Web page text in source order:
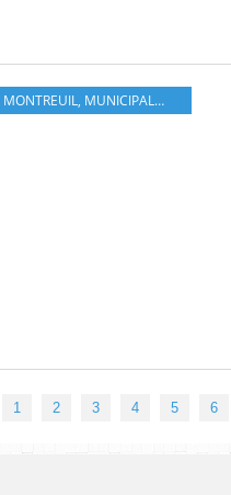
MONTREUIL, MUNICIPALES
1 2 3 4 5 6